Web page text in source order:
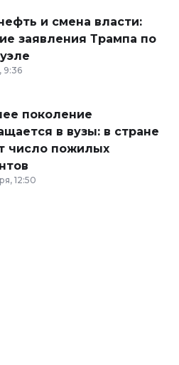
и смена власти:
заявления Трампа по
9:36
поколение
в вузы: в стране
число пожилых
12:50